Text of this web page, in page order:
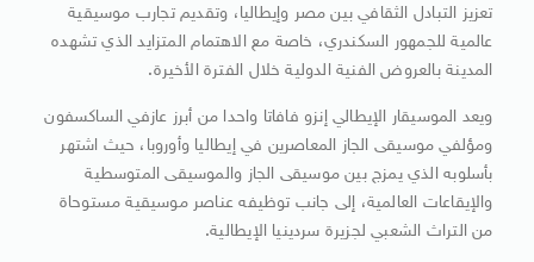
تعزيز التبادل الثقافي بين مصر وإيطاليا، وتقديم تجارب موسيقية
عالمية للجمهور السكندري، خاصة مع الاهتمام المتزايد الذي تشهده
المدينة بالعروض الفنية الدولية خلال الفترة الأخيرة.
ويعد الموسيقار الإيطالي إنزو فافاتا واحدا من أبرز عازفي الساكسفون
ومؤلفي موسيقى الجاز المعاصرين في إيطاليا وأوروبا، حيث اشتهر
بأسلوبه الذي يمزج بين موسيقى الجاز والموسيقى المتوسطية
والإيقاعات العالمية، إلى جانب توظيفه عناصر موسيقية مستوحاة
من التراث الشعبي لجزيرة سردينيا الإيطالية.